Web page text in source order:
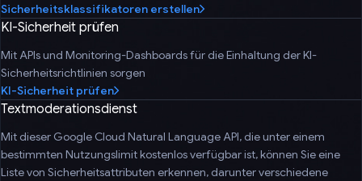
Sicherheitsklassifikatoren erstellen
KI-Sicherheit prüfen
Mit APIs und Monitoring-Dashboards für die Einhaltung der KI-
Sicherheitsrichtlinien sorgen
KI-Sicherheit prüfen
Textmoderationsdienst
Mit dieser Google Cloud Natural Language API, die unter einem
bestimmten Nutzungslimit kostenlos verfügbar ist, können Sie eine
Liste von Sicherheitsattributen erkennen, darunter verschiedene